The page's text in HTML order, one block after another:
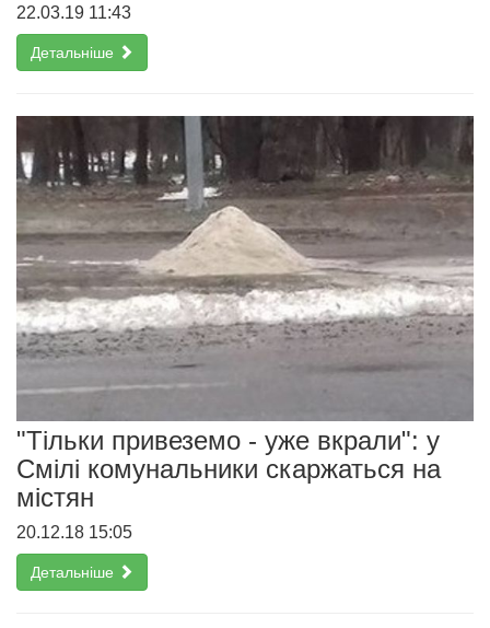
22.03.19 11:43
Детальніше
"Тільки привеземо - уже вкрали": у
Смілі комунальники скаржаться на
містян
20.12.18 15:05
Детальніше